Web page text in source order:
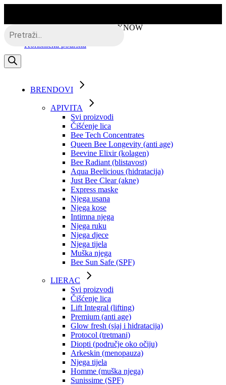
the
content
Besplatna dostava putem BOXNOW
Korisnička podrška
search
BRENDOVI
APIVITA
Svi proizvodi
Čišćenje lica
Bee Tech Concentrates
Queen Bee Longevity (anti age)
Beevine Elixir (kolagen)
Bee Radiant (blistavost)
Aqua Beelicious (hidratacija)
Just Bee Clear (akne)
Express maske
Njega usana
Njega kose
Intimna njega
Njega ruku
Njega djece
Njega tijela
Muška njega
Bee Sun Safe (SPF)
LIERAC
Svi proizvodi
Čišćenje lica
Lift Integral (lifting)
Premium (anti age)
Glow fresh (sjaj i hidratacija)
Protocol (tretmani)
Diopti (područje oko očiju)
Arkeskin (menopauza)
Njega tijela
Homme (muška njega)
Sunissime (SPF)